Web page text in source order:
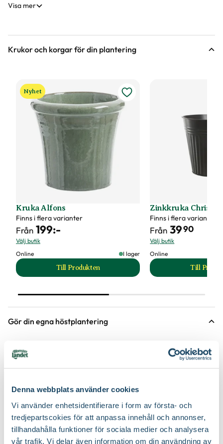
Denna webbplats använder cookies
Vi använder enhetsidentifierare i form av första- och
tredjepartscokies för att anpassa innehåll och annonser,
tillhandahålla funktioner för sociala medier och analysera
vår trafik. Vi delar även information om din användning av
Visa mer
Krukor och korgar för din plantering
Nyhet
Kruka Alfons
Finns i flera varianter
Från 199:-
Välj butik
Online
I lager
Till Produkten
till Kruka Alfons produktsida
Zinkkruka Christina
Finns i flera varianter
Från 3990
Välj butik
Online
Till
Gör din egna höstplantering